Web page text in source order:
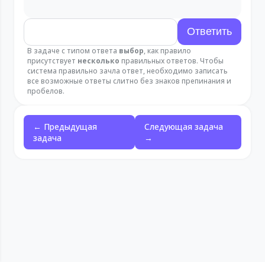
В задаче с типом ответа выбор, как правило
присутствует несколько правильных ответов. Чтобы
система правильно зачла ответ, необходимо записать
все возможные ответы слитно без знаков препинания и
пробелов.
← Предыдущая
задача
Следующая задача
→